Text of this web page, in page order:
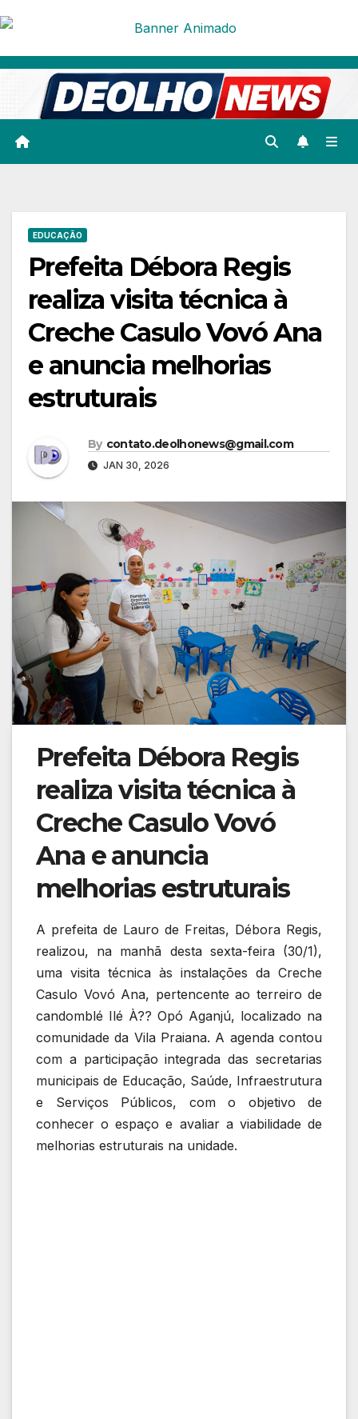
Skip
content
EDUCAÇÃO
Prefeita Débora Regis
realiza visita técnica à
Creche Casulo Vovó Ana
e anuncia melhorias
estruturais
By contato.deolhonews@gmail.com
JAN 30, 2026
Prefeita Débora Regis
realiza visita técnica à
Creche Casulo Vovó
Ana e anuncia
melhorias estruturais
A prefeita de Lauro de Freitas, Débora Regis,
realizou, na manhã desta sexta-feira (30/1),
uma visita técnica às instalações da Creche
Casulo Vovó Ana, pertencente ao terreiro de
candomblé Ilé À?? Opó Aganjú, localizado na
comunidade da Vila Praiana. A agenda contou
com a participação integrada das secretarias
municipais de Educação, Saúde, Infraestrutura
e Serviços Públicos, com o objetivo de
conhecer o espaço e avaliar a viabilidade de
melhorias estruturais na unidade.